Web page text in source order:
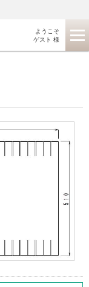
ようこそ
ゲスト 様